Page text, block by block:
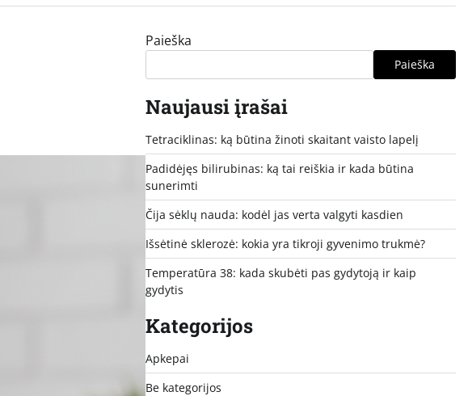
Paieška
Paieška
Naujausi įrašai
Tetraciklinas: ką būtina žinoti skaitant vaisto lapelį
Padidėjęs bilirubinas: ką tai reiškia ir kada būtina
sunerimti
Čija sėklų nauda: kodėl jas verta valgyti kasdien
Išsėtinė sklerozė: kokia yra tikroji gyvenimo trukmė?
Temperatūra 38: kada skubėti pas gydytoją ir kaip
gydytis
Kategorijos
Apkepai
Be kategorijos